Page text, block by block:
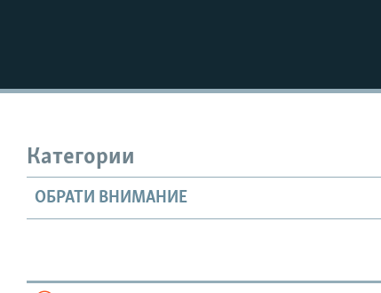
Категории
ОБРАТИ ВНИМАНИЕ